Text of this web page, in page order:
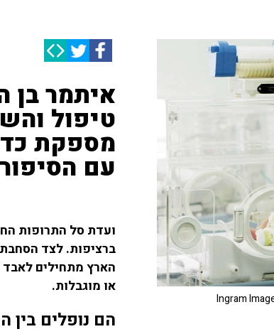
איתמר
מספקת
עם
ועדת סל התרופות
ברציפות. לצד
הארץ מתחילים לאבד
או מוגבלות.
הם נופלים בין